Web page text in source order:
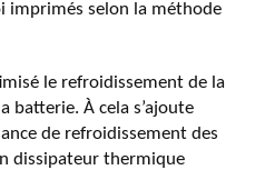
imprimés selon la méthode
le refroidissement de la
batterie. À cela s’ajoute
de refroidissement des
dissipateur thermique